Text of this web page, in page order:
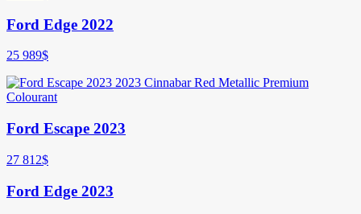
Ford Edge 2022
25 989$
Ford Escape 2023
27 812$
Ford Edge 2023